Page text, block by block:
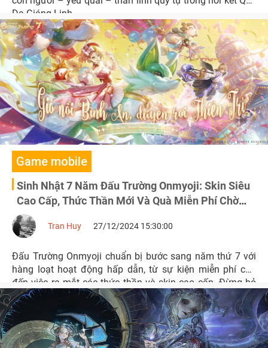
Dạ Giáng Linh.
Game mobile
Sinh Nhật 7 Năm Đấu Trường Onmyoji: Skin Siêu
Cao Cấp, Thức Thần Mới Và Quà Miễn Phí Chờ
Bạn
Tran Huy 27/12/2024 15:30:00
Đấu Trường Onmyoji chuẩn bị bước sang năm thứ 7 với
hàng loạt hoạt động hấp dẫn, từ sự kiện miễn phí cho
đến việc ra mắt các thức thần và skin cao cấp. Đừng bỏ
lỡ cơ hội sở hữu những phần quà đặc biệt này!